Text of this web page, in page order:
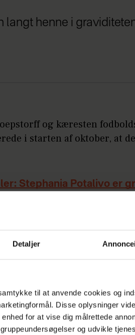
Detaljer
til at anvende cookies og
Disse oplysninger
for at vise dig målrettede
og udvikle
langt henne i
og kæresten
i starten af oktober, at
Stephania Potalivo er
skriver Philine til videoen,
babykjoler.